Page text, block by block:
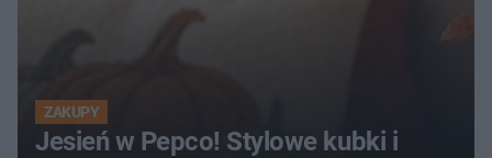
ZAKUPY
Jesień w Pepco! Stylowe kubki i